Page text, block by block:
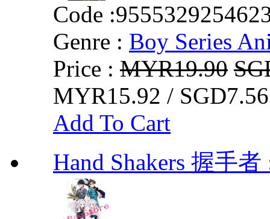
Code :
Genre : Boy Series
Price : MYR19.90
MYR15.92 /
Add To Cart
Hand Shakers 握手者